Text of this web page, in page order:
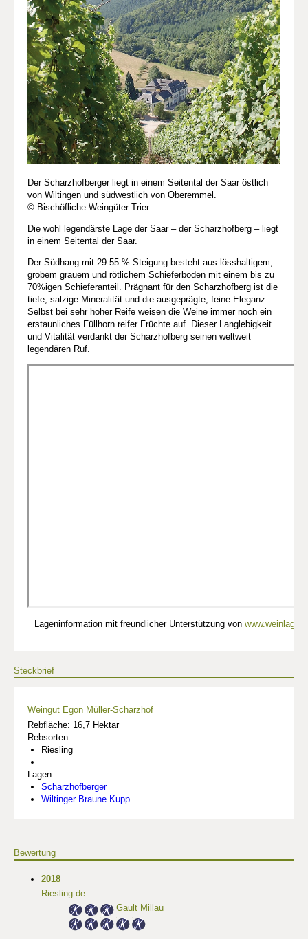
Der Scharzhofberger liegt in einem Seitental der Saar östlich
von Wiltingen und südwestlich von Oberemmel.
© Bischöfliche Weingüter Trier
Die wohl legendärste Lage der Saar – der Scharzhofberg – liegt
in einem Seitental der Saar.
Der Südhang mit 29-55 % Steigung besteht aus lösshaltigem,
grobem grauem und rötlichem Schieferboden mit einem bis zu
70%igen Schieferanteil. Prägnant für den Scharzhofberg ist die
tiefe, salzige Mineralität und die ausgeprägte, feine Eleganz.
Selbst bei sehr hoher Reife weisen die Weine immer noch ein
erstaunliches Füllhorn reifer Früchte auf. Dieser Langlebigkeit
und Vitalität verdankt der Scharzhofberg seinen weltweit
legendären Ruf.
Lageninformation mit freundlicher Unterstützung von
Steckbrief
Weingut Egon Müller-Scharzhof
Rebfläche: 16,7 Hektar
Rebsorten:
Riesling
Lagen:
Scharzhofberger
Wiltinger Braune Kupp
Bewertung
2018
Riesling.de
Gault Millau